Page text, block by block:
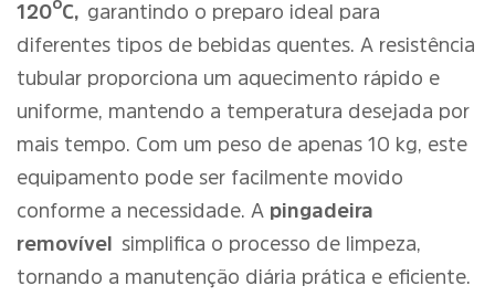
120ºC, garantindo o preparo ideal para
diferentes tipos de bebidas quentes. A resistência
tubular proporciona um aquecimento rápido e
uniforme, mantendo a temperatura desejada por
mais tempo. Com um peso de apenas 10 kg, este
equipamento pode ser facilmente movido
conforme a necessidade. A pingadeira
removível
simplifica o processo de limpeza,
tornando a manutenção diária prática e eficiente.